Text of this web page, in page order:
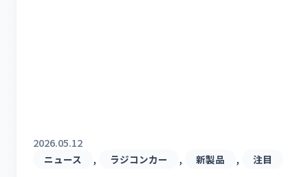
2026.05.12
ニュース , ラジコンカー , 新製品 , 注目